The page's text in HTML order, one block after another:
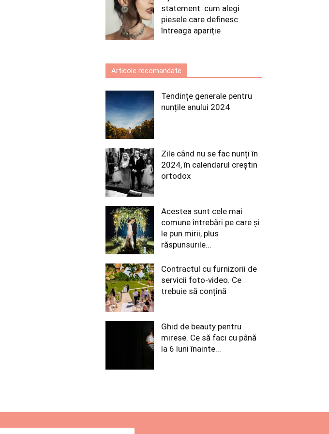
statement: cum alegi
piesele care definesc
întreaga apariție
Articole recomandate
Tendințe generale pentru
nunțile anului 2024
Zile când nu se fac nunți în
2024, în calendarul creștin
ortodox
Acestea sunt cele mai
comune întrebări pe care și
le pun mirii, plus
răspunsurile...
Contractul cu furnizorii de
servicii foto-video. Ce
trebuie să conțină
Ghid de beauty pentru
mirese. Ce să faci cu până
la 6 luni înainte...